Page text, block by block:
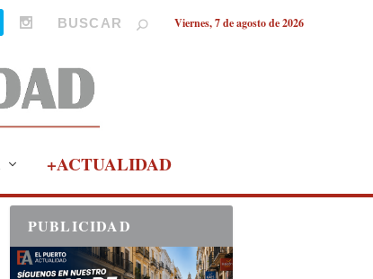
Viernes, 7 de agosto de 2026
+ACTUALIDAD
PUBLICIDAD